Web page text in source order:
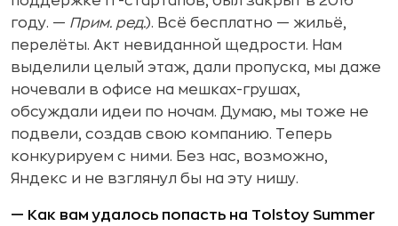
году. — Прим. ред.). Всё бесплатно — жильё,
перелёты. Акт невиданной щедрости. Нам
выделили целый этаж, дали пропуска, мы даже
ночевали в офисе на мешках-грушах,
обсуждали идеи по ночам. Думаю, мы тоже не
подвели, создав свою компанию. Теперь
конкурируем с ними. Без нас, возможно,
Яндекс и не взглянул бы на эту нишу.
— Как вам удалось попасть на Tolstoy Summer